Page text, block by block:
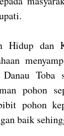
Hidup dan
Toba
pohon
pohon
baik